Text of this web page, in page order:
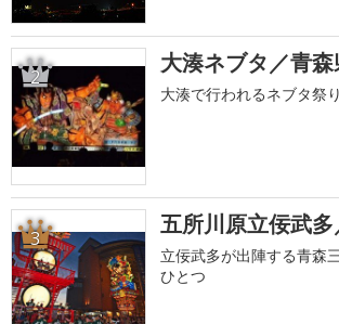
2 大湊ネブタ／青
大湊で行われるネブタ祭り
3 五所川原立佞武
立佞武多が出陣する青森
ひとつ